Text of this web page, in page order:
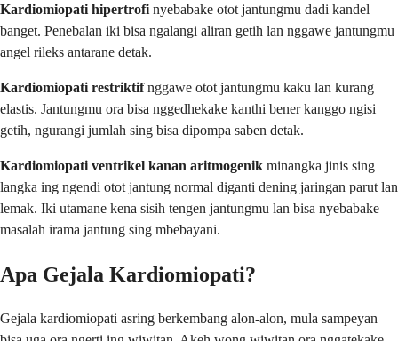
Kardiomiopati hipertrofi nyebabake otot jantungmu dadi kandel
banget. Penebalan iki bisa ngalangi aliran getih lan nggawe jantungmu
angel rileks antarane detak.
Kardiomiopati restriktifnggawe otot jantungmu kaku lan kurang
elastis. Jantungmu ora bisa nggedhekake kanthi bener kanggo ngisi
getih, ngurangi jumlah sing bisa dipompa saben detak.
Kardiomiopati ventrikel kanan aritmogenik minangka jinis sing
langka ing ngendi otot jantung normal diganti dening jaringan parut lan
lemak. Iki utamane kena sisih tengen jantungmu lan bisa nyebabake
masalah irama jantung sing mbebayani.
Apa Gejala Kardiomiopati?
Gejala kardiomiopati asring berkembang alon-alon, mula sampeyan